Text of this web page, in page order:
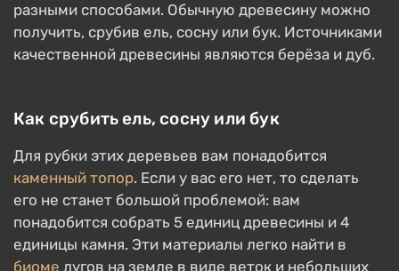
разными способами. Обычную древесину можно
получить, срубив ель, сосну или бук. Источниками
качественной древесины являются берёза и дуб.
Как срубить ель, сосну или бук
Для рубки этих деревьев вам понадобится
каменный топор. Если у вас его нет, то сделать
его не станет большой проблемой: вам
понадобится собрать 5 единиц древесины и 4
единицы камня. Эти материалы легко найти в
биоме лугов на земле в виде веток и небольших